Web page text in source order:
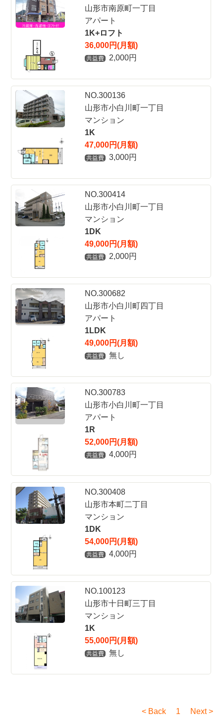
山形市南原町一丁目
アパート
1K+ロフト
36,000円(月額)
共益費 2,000円
NO.300136
山形市小白川町一丁目
マンション
1K
47,000円(月額)
共益費 3,000円
NO.300414
山形市小白川町一丁目
マンション
1DK
49,000円(月額)
共益費 2,000円
NO.300682
山形市小白川町四丁目
アパート
1LDK
49,000円(月額)
共益費 無し
NO.300783
山形市小白川町一丁目
アパート
1R
52,000円(月額)
共益費 4,000円
NO.300408
山形市本町二丁目
マンション
1DK
54,000円(月額)
共益費 4,000円
NO.100123
山形市十日町三丁目
マンション
1K
55,000円(月額)
共益費 無し
< Back 1 Next >